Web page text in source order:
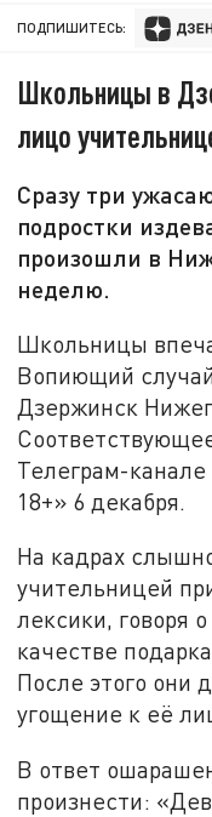
ПОДПИШИТЕСЬ:
Школьницы в
лицо
Сразу три
подростки
произошли в
неделю.
Школьницы
Вопиющий
Дзержинск
Телеграм-
18+» 6 декабря.
На кадрах
учительницей
лексики, говоря
качестве
После этого они
угощение к её
В ответ
произнести: